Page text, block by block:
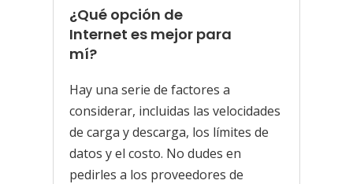
¿Qué opción de
Internet es mejor para
mí?
Hay una serie de factores a
considerar, incluidas las velocidades
de carga y descarga, los límites de
datos y el costo. No dudes en
pedirles a los proveedores de